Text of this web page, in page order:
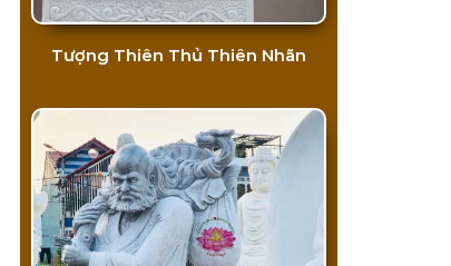
Tượng Thiên Thủ Thiên Nhãn